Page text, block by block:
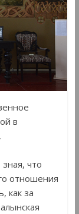
в
что
отношения
как за